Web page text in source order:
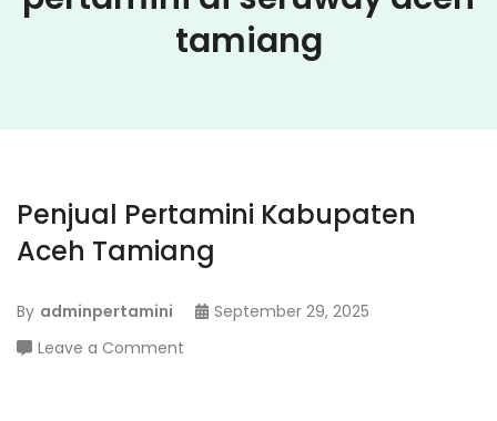
tamiang
Penjual Pertamini Kabupaten
Aceh Tamiang
By adminpertamini
September 29, 2025
Leave a Comment